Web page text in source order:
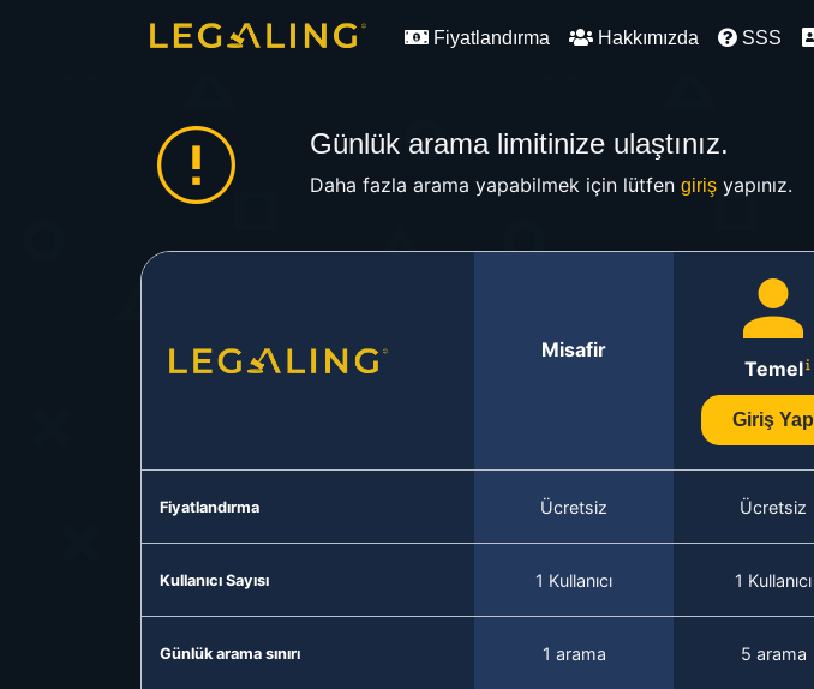
Fiyatlandırma Hakkımızda SSS
Günlük arama limitinize ulaştınız.
Daha fazla arama yapabilmek için lütfen girişyapınız.
Misafir
Temel
Giriş Yap
Fiyatlandırma Ücretsiz Ücretsiz
Kullanıcı Sayısı 1 Kullanıcı 1 Kullanıcı
Günlük arama sınırı 1 arama 5 arama